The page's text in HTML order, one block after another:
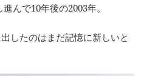
んで10年後の2003年。
したのはまだ記憶に新しいと